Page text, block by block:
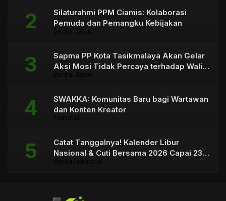
Silaturahmi PPM Ciamis: Kolaborasi
Pemuda dan Pemangku Kebijakan
Sapma PP Kota Tasikmalaya Akan Gelar
Aksi Mosi Tidak Percaya terhadap Wali
SWAKKA: Komunitas Baru bagi Wartawan
dan Konten Kreator
Catat Tanggalnya! Kalender Libur
Nasional & Cuti Bersama 2026 Capai 23